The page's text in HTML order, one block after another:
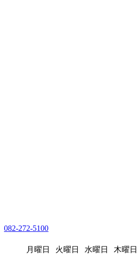
082-272-5100
月曜日 火曜日 水曜日 木曜日